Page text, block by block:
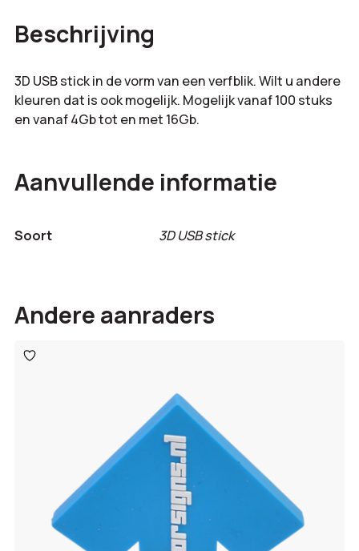
Beschrijving
3D USB stick in de vorm van een verfblik. Wilt u andere
kleuren dat is ook mogelijk. Mogelijk vanaf 100 stuks
en vanaf 4Gb tot en met 16Gb.
Aanvullende informatie
Soort 3D USB stick
Andere aanraders
Toevoegen
aan